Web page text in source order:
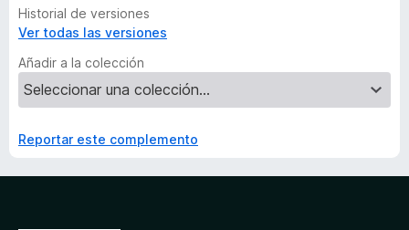
Historial de versiones
Ver todas las versiones
Añadir a la colección
Reportar este complemento